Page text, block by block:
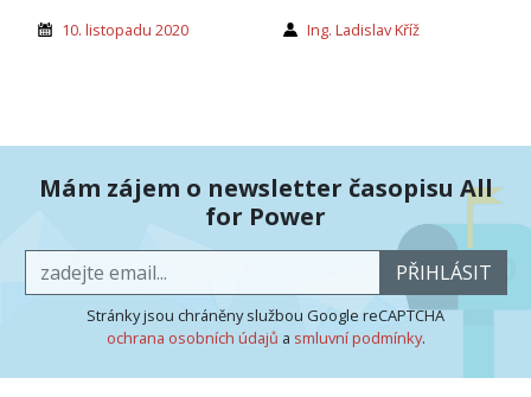
10. listopadu 2020 Ing. Ladislav Kříž
Mám zájem o newsletter časopisu All
for Power
PŘIHLÁSIT
Stránky jsou chráněny službou Google reCAPTCHA
ochrana osobních údajů a smluvní podmínky.